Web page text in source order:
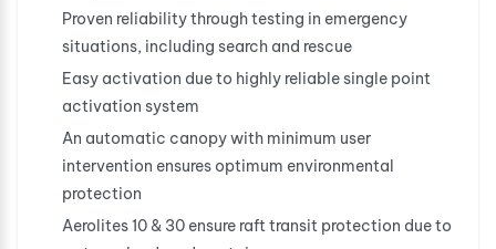
Proven reliability through testing in emergency
situations, including search and rescue
Easy activation due to highly reliable single point
activation system
An automatic canopy with minimum user
intervention ensures optimum environmental
protection
Aerolites 10 & 30 ensure raft transit protection due to